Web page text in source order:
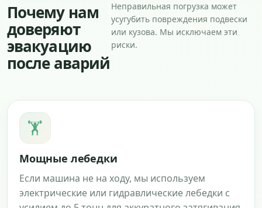
Почему нам
доверяют
эвакуацию
после аварий
Неправильная погрузка может
усугубить повреждения подвески
или кузова. Мы исключаем эти
риски.
🏋️
Мощные лебедки
Если машина не на ходу, мы используем
электрические или гидравлические лебедки с